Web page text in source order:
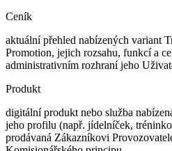
Ceník
aktuální přehled nabízených variant
Promotion, jejich rozsahu, funkcí a
administrativním rozhraní jeho
Produkt
digitální produkt nebo služba
jeho profilu (např. jídelníček,
prodávaná Zákazníkovi